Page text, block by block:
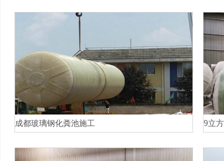
成都玻璃钢化粪池施工 9立